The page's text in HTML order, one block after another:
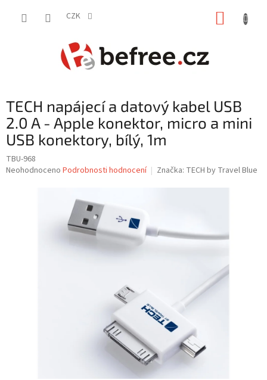
CZK
TECH napájecí a datový kabel USB
2.0 A - Apple konektor, micro a mini
USB konektory, bílý, 1m
TBU-968
Průměrné
Neohodnoceno Podrobnosti hodnocení Značka: TECH by Travel Blue